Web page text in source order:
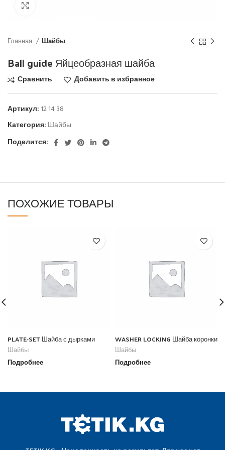
Главная Шайбы
Ball guide Яйцеобразная шайба
Сравнить Добавить в избранное
Артикул: 12 14 38
Категория: Шайбы
Поделится:
ПОХОЖИЕ ТОВАРЫ
PLATE-SET Шайба с дырками
Шайбы
Подробнее
WASHER LOCKING Шайба коронки
Шайбы
Подробнее